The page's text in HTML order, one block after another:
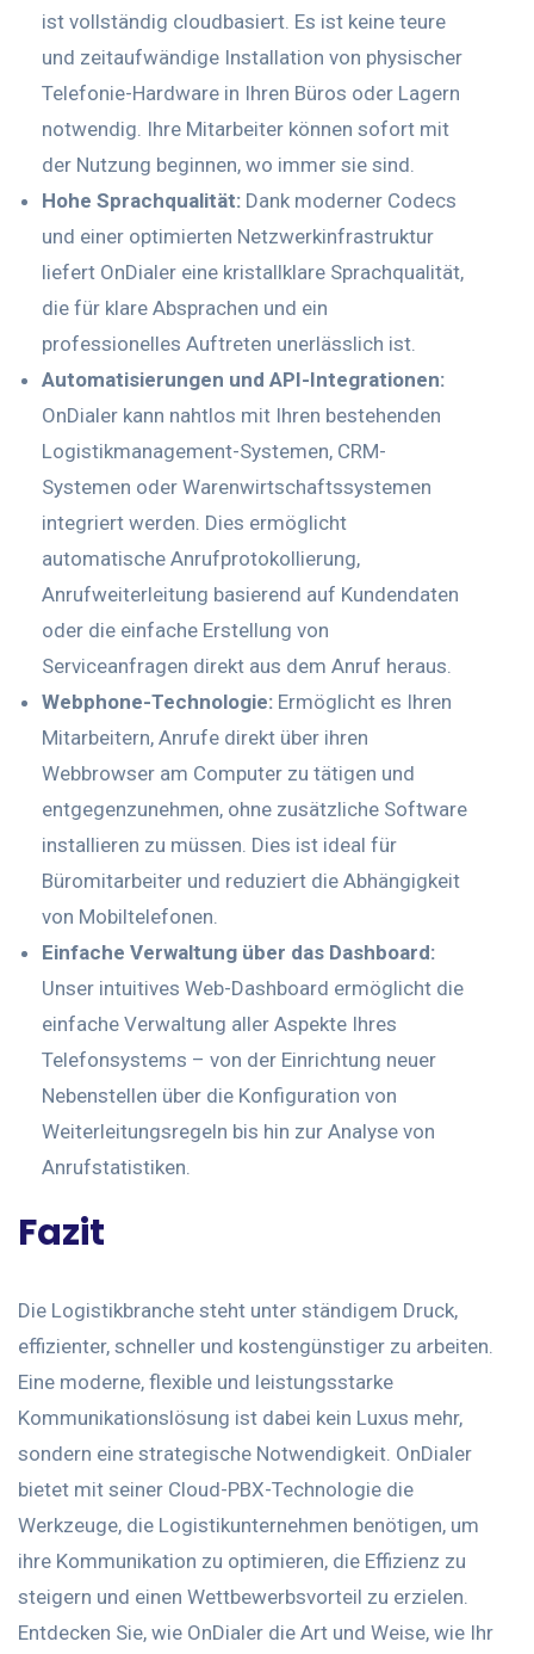
ist vollständig cloudbasiert. Es ist keine teure
und zeitaufwändige Installation von physischer
Telefonie-Hardware in Ihren Büros oder Lagern
notwendig. Ihre Mitarbeiter können sofort mit
der Nutzung beginnen, wo immer sie sind.
Hohe Sprachqualität: Dank moderner Codecs
und einer optimierten Netzwerkinfrastruktur
liefert OnDialer eine kristallklare Sprachqualität,
die für klare Absprachen und ein
professionelles Auftreten unerlässlich ist.
Automatisierungen und API-Integrationen:
OnDialer kann nahtlos mit Ihren bestehenden
Logistikmanagement-Systemen, CRM-
Systemen oder Warenwirtschaftssystemen
integriert werden. Dies ermöglicht
automatische Anrufprotokollierung,
Anrufweiterleitung basierend auf Kundendaten
oder die einfache Erstellung von
Serviceanfragen direkt aus dem Anruf heraus.
Webphone-Technologie: Ermöglicht es Ihren
Mitarbeitern, Anrufe direkt über ihren
Webbrowser am Computer zu tätigen und
entgegenzunehmen, ohne zusätzliche Software
installieren zu müssen. Dies ist ideal für
Büromitarbeiter und reduziert die Abhängigkeit
von Mobiltelefonen.
Einfache Verwaltung über das Dashboard:
Unser intuitives Web-Dashboard ermöglicht die
einfache Verwaltung aller Aspekte Ihres
Telefonsystems – von der Einrichtung neuer
Nebenstellen über die Konfiguration von
Weiterleitungsregeln bis hin zur Analyse von
Anrufstatistiken.
Fazit
Die Logistikbranche steht unter ständigem Druck,
effizienter, schneller und kostengünstiger zu arbeiten.
Eine moderne, flexible und leistungsstarke
Kommunikationslösung ist dabei kein Luxus mehr,
sondern eine strategische Notwendigkeit. OnDialer
bietet mit seiner Cloud-PBX-Technologie die
Werkzeuge, die Logistikunternehmen benötigen, um
ihre Kommunikation zu optimieren, die Effizienz zu
steigern und einen Wettbewerbsvorteil zu erzielen.
Entdecken Sie, wie OnDialer die Art und Weise, wie Ihr